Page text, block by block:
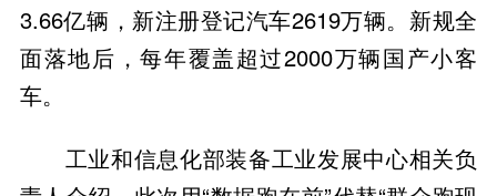
3.66亿辆，新注册登记汽车2619万辆。新规全
面落地后，每年覆盖超过2000万辆国产小客
车。
工业和信息化部装备工业发展中心相关负